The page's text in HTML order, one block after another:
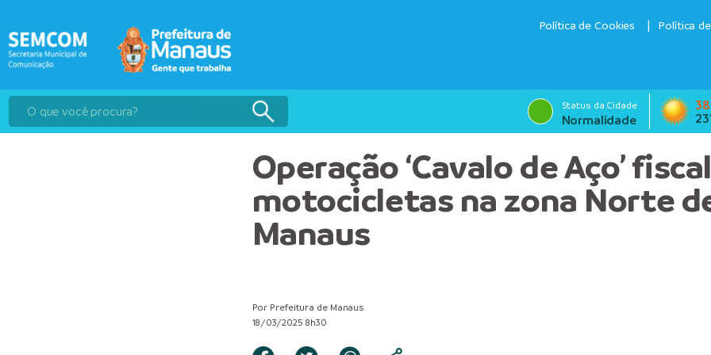
Política de Cookies Política
Status da Cidade
Normalidade
Operação ‘Cavalo de Aço’
motocicletas na zona Norte
Manaus
Por Prefeitura de Manaus
18/03/2025 8h30